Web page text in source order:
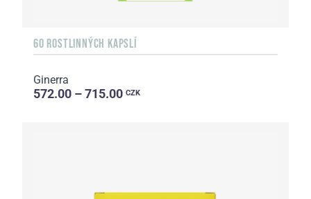
60 ROSTLINNÝCH KAPSLÍ
Ginerra
572.00 – 715.00 CZK